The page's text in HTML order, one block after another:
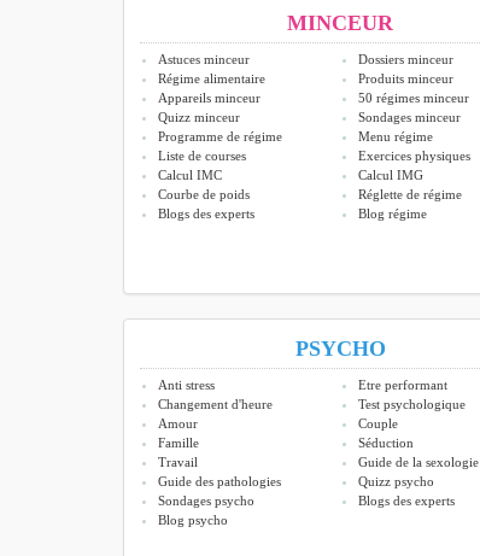
MINCEUR
Astuces minceur
Dossiers minceur
Régime alimentaire
Produits minceur
Appareils minceur
50 régimes minceur
Quizz minceur
Sondages minceur
Programme de régime
Menu régime
Liste de courses
Exercices physiques
Calcul IMC
Calcul IMG
Courbe de poids
Réglette de régime
Blogs des experts
Blog régime
PSYCHO
Anti stress
Etre performant
Changement d'heure
Test psychologique
Amour
Couple
Famille
Séduction
Travail
Guide de la sexologie
Guide des pathologies
Quizz psycho
Sondages psycho
Blogs des experts
Blog psycho